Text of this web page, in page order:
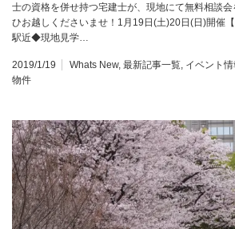
士の資格を併せ持つ宅建士が、現地にて無料相談
ひお越しくださいませ！1月19日(土)20日(日)開
駅近◆現地見学…
2019/1/19 Whats New, 最新記事一覧, イベント情
物件